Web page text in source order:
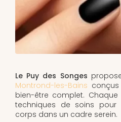
Le Puy des Songes
Montrond-les-Bains
bien-être complet.
techniques de soins pour
corps dans un cadre serein.